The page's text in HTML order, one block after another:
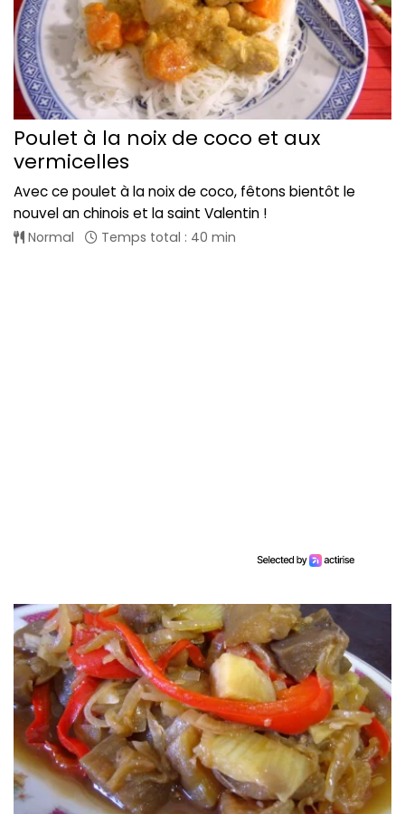
Poulet à la noix de coco et aux
vermicelles
Avec ce poulet à la noix de coco, fêtons bientôt le
nouvel an chinois et la saint Valentin !
Normal Temps total : 40 min